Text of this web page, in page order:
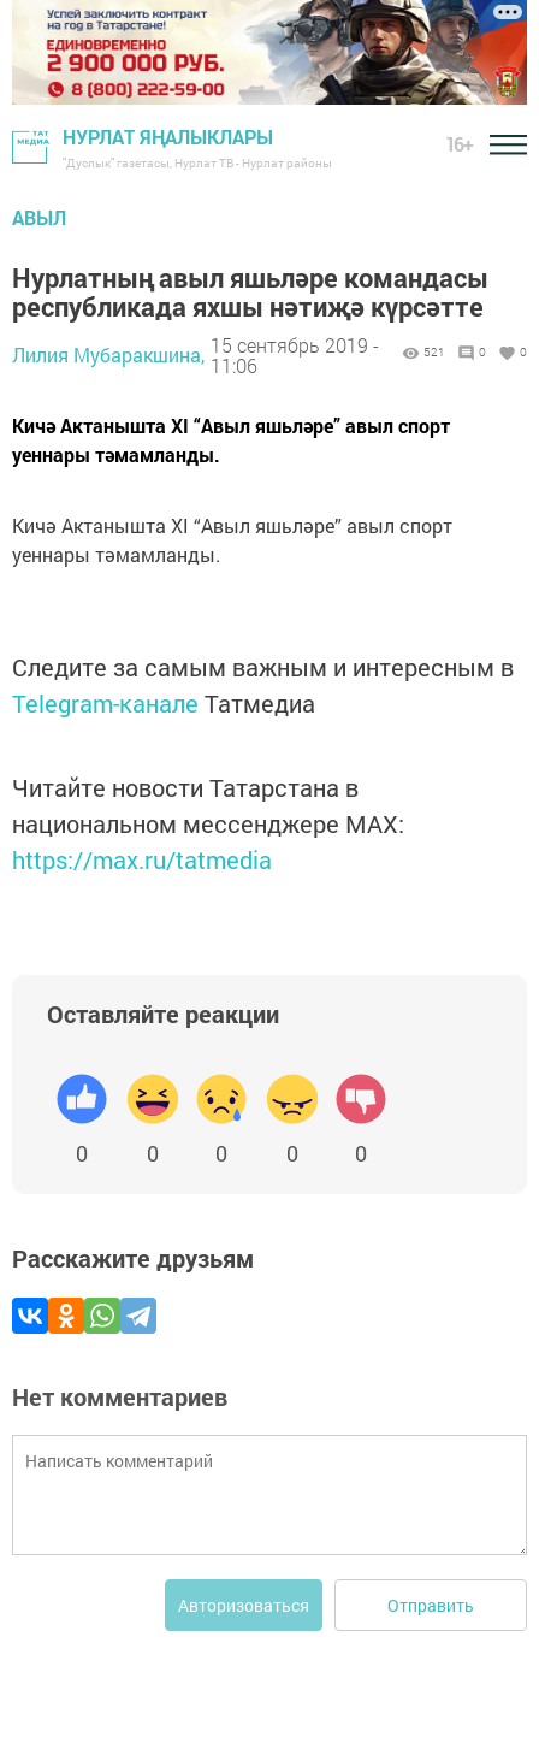
НУРЛАТ ЯҢАЛЫКЛАРЫ
"Дуслык" газетасы, Нурлат ТВ - Нурлат районы
16+
АВЫЛ
Нурлатның авыл яшьләре командасы
республикада яхшы нәтиҗә күрсәтте
Лилия Мубаракшина, 15 сентябрь 2019 -
11:06
521 0 0
Кичә Актанышта XI “Авыл яшьләре” авыл спорт
уеннары тәмамланды.
Кичә Актанышта XI “Авыл яшьләре” авыл спорт
уеннары тәмамланды.
Следите за самым важным и интересным в
Telegram-канале Татмедиа
Читайте новости Татарстана в
национальном мессенджере MАХ:
https://max.ru/tatmedia
Оставляйте реакции
0 0 0 0 0
Расскажите друзьям
Нет комментариев
Авторизоваться Отправить